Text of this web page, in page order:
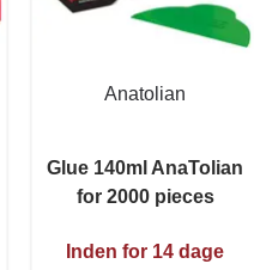
Anatolian
Glue 140ml AnaTolian
for 2000 pieces
Inden for 14 dage